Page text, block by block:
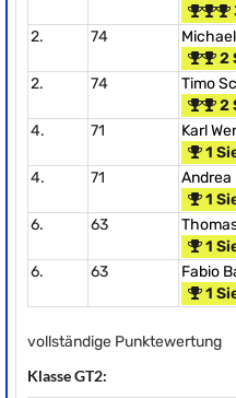
2.
74
2
2.
74
Timo
2
4.
71
Karl
1
4.
71
Andrea
1
6.
63
1
6.
63
Fabio
1
vollständige Punktewertung
Klasse GT2: